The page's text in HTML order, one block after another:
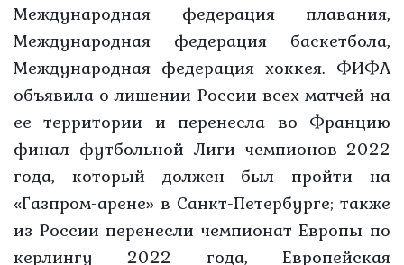
Международная федерация плавания,
Международная федерация баскетбола,
Международная федерация хоккея. ФИФА
объявила о лишении России всех матчей на
ее территории и перенесла во Францию
финал футбольной Лиги чемпионов 2022
года, который должен был пройти на
«Газпром-арене» в Санкт-Петербурге; также
из России перенесли чемпионат Европы по
керлингу 2022 года, Европейская